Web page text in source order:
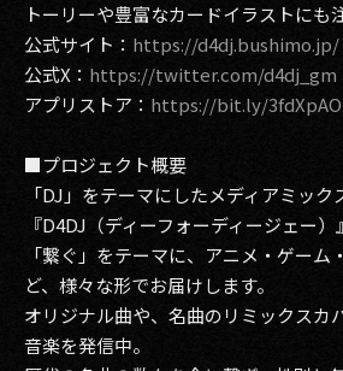
トーリーや豊富なカードイラストにも
公式サイト： https://d4dj.bushimo.jp/
公式X： https://twitter.com/d4dj_gm
アプリストア： https://bit.ly/3fdXpAO
■プロジェクト概要
「DJ」をテーマにしたメディアミック
『D4DJ（ディーフォーディージェー）
「繋ぐ」をテーマに、アニメ・ゲー
ど、様々な形でお届けします。
オリジナル曲や、名曲のリミックスカ
音楽を発信中。